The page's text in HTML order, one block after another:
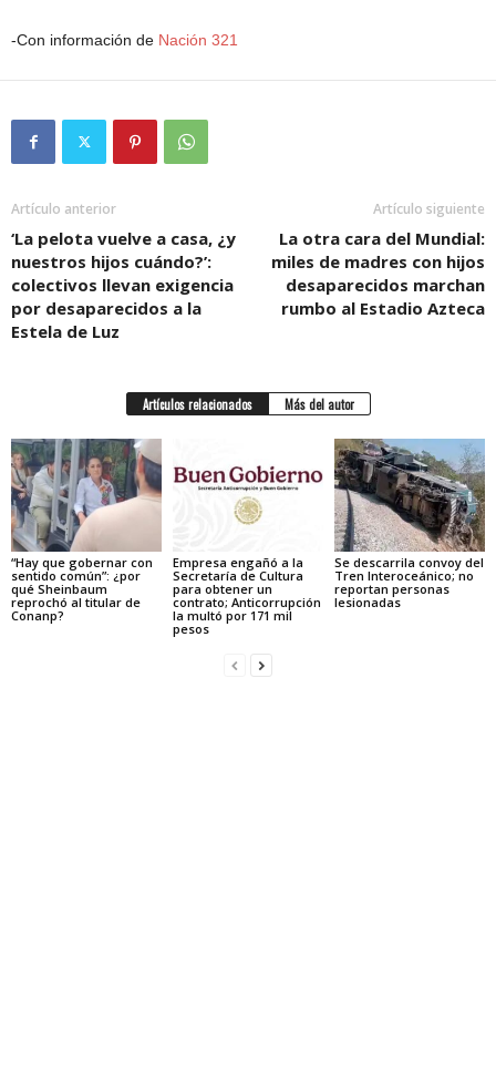
-Con información de Nación 321
Artículo anterior
‘La pelota vuelve a casa, ¿y
nuestros hijos cuándo?’:
colectivos llevan exigencia
por desaparecidos a la
Estela de Luz
Artículo siguiente
La otra cara del Mundial:
miles de madres con hijos
desaparecidos marchan
rumbo al Estadio Azteca
Artículos relacionados Más del autor
“Hay que gobernar con
sentido común”: ¿por
qué Sheinbaum
reprochó al titular de
Conanp?
Empresa engañó a la
Secretaría de Cultura
para obtener un
contrato; Anticorrupción
la multó por 171 mil
pesos
Se descarrila convoy del
Tren Interoceánico; no
reportan personas
lesionadas